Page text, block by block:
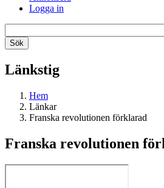
Logga in
Länkstig
Hem
Länkar
Franska revolutionen förklarad
Franska revolutionen